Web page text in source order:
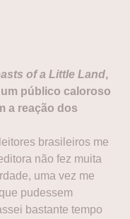
of a Little Land,
público caloroso
a reação dos
brasileiros me
não fez muita
uma vez me
pudessem
bastante tempo